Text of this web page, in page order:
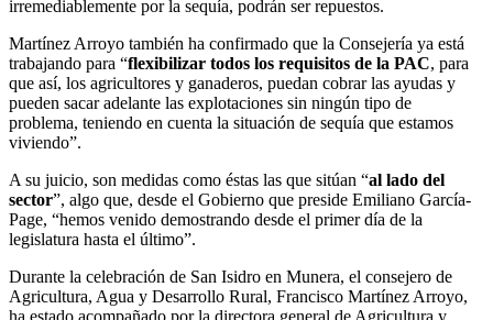
irremediablemente por la sequía, podrán ser repuestos.
Martínez Arroyo también ha confirmado que la Consejería ya está
trabajando para “flexibilizar todos los requisitos de la PAC, para
que así, los agricultores y ganaderos, puedan cobrar las ayudas y
pueden sacar adelante las explotaciones sin ningún tipo de
problema, teniendo en cuenta la situación de sequía que estamos
viviendo”.
A su juicio, son medidas como éstas las que sitúan “al lado del
sector”, algo que, desde el Gobierno que preside Emiliano García-
Page, “hemos venido demostrando desde el primer día de la
legislatura hasta el último”.
Durante la celebración de San Isidro en Munera, el consejero de
Agricultura, Agua y Desarrollo Rural, Francisco Martínez Arroyo,